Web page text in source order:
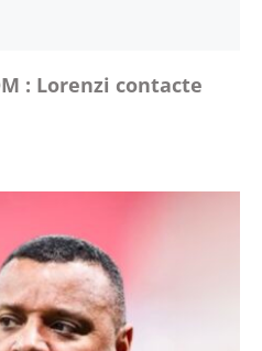
: Lorenzi contacte